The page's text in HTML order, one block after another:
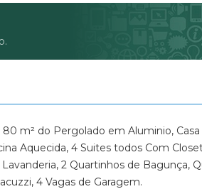
m² do Pergolado em Aluminio,
Aquecida, 4 Suites todos Com
2 Quartinhos de Bagunça,
4 Vagas de Garagem.